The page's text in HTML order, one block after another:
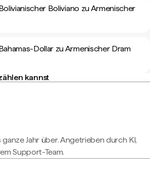
Boliviano zu Armenischer
Dollar zu Armenischer Dram
kannst
Jahr über. Angetrieben durch KI,
Support-Team.